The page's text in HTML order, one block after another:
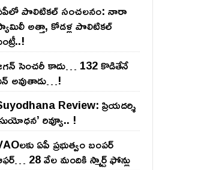
పొలిటిక‌ల్ సంచ‌ల‌నం: నారా
అత్తా, కోడ‌ళ్ల పొలిటికల్
సెంచ‌రీ కాదు… 132 కొడితేనే
అవుతాడు…!
Review: ప్రియదర్శి
రివ్యూ.. !
ఏపీ ప్ర‌భుత్వం బంప‌ర్
28 వేల మందికి స్మార్ట్ ఫోన్లు